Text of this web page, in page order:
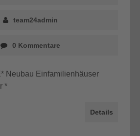
team24admin
0 Kommentare
Neubau Einfamilienhäuser
*
Details